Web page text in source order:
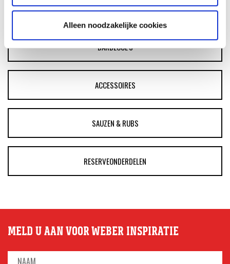
Alleen noodzakelijke cookies
ASSORTIMENT
BARBECUE'S
ACCESSOIRES
SAUZEN & RUBS
RESERVEONDERDELEN
MELD U AAN VOOR WEBER INSPIRATIE